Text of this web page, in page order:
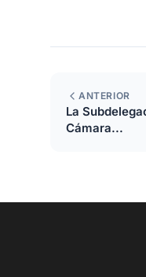
ANTERIOR
La
Cámara...